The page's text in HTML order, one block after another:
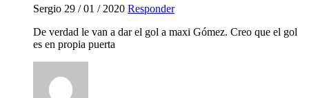
Sergio 29 / 01 / 2020 Responder
De verdad le van a dar el gol a maxi Gómez. Creo que el gol
es en propia puerta